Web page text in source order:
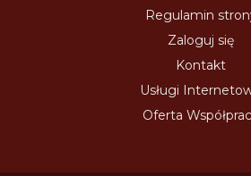
Regulamin
Zaloguj się
Kontakt
Usługi
Oferta